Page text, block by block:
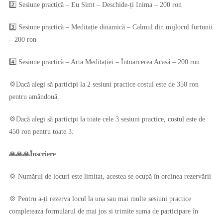
2️⃣ Sesiune practică – Eu Simt – Deschide-ți Inima – 200 ron
3️⃣ Sesiune practică – Meditație dinamică – Calmul din mijlocul furtunii
– 200 ron
4️⃣ Sesiune practică – Arta Meditației – Întoarcerea Acasă – 200 ron
💢Dacă alegi să participi la 2 sesiuni practice costul este de 350 ron
pentru amândouă.
💢Dacă alegi să participi la toate cele 3 sesiuni practice, costul este de
450 ron pentru toate 3.
🙏🙏🙏Înscriere
💢 Numărul de locuri este limitat, acestea se ocupă în ordinea rezervării
💢 Pentru a-ți rezerva locul la una sau mai multe sesiuni practice
completeaza formularul de mai jos si trimite suma de participare în